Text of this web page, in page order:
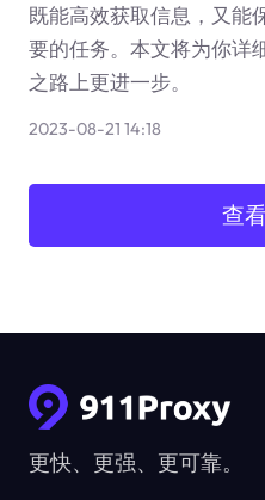
既能高效获取信息，又能
要的任务。本文将为你详
之路上更进一步。
2023-08-21 14:18
查
更快、更强、更可靠。